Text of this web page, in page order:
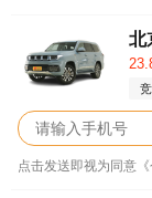
北
点击发送即视为同意《